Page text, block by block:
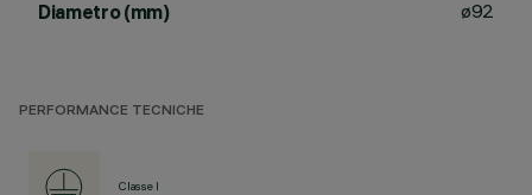
Diametro (mm) ø92
PERFORMANCE TECNICHE
Classe I